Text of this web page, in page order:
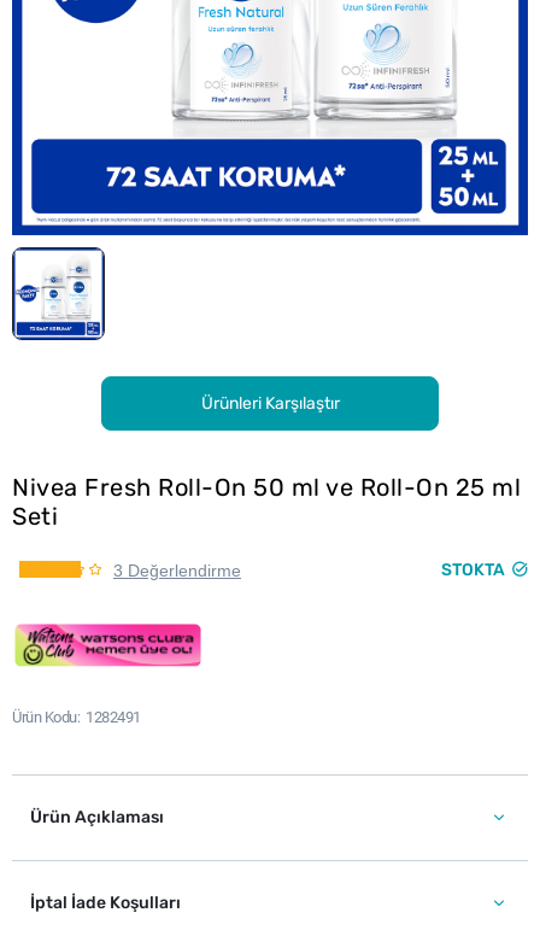
Ürünleri Karşılaştır
Nivea Fresh Roll-On 50 ml ve Roll-On 25 ml
Seti
3 Değerlendirme STOKTA
Ürün Kodu 1282491
Ürün Açıklaması
İptal İade Koşulları